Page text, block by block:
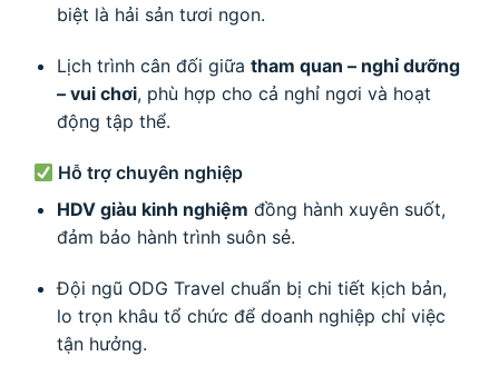
biệt là hải sản tươi ngon.
Lịch trình cân đối giữa tham quan – nghỉ dưỡng
– vui chơi, phù hợp cho cả nghỉ ngơi và hoạt
động tập thể.
Hỗ trợ chuyên nghiệp
HDV giàu kinh nghiệm đồng hành xuyên suốt,
đảm bảo hành trình suôn sẻ.
Đội ngũ ODG Travel chuẩn bị chi tiết kịch bản,
lo trọn khâu tổ chức để doanh nghiệp chỉ việc
tận hưởng.